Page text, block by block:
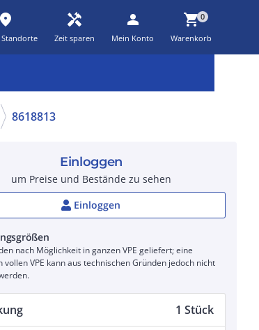
place
Standorte
handyman
Zeit sparen
person
Mein Konto
shopping_cart0
Warenkorb
8618813
Einloggen
um Preise und Bestände zu sehen
Einloggen
nach Möglichkeit in ganzen VPE geliefert; eine
vollen VPE kann aus technischen Gründen jedoch nicht
1 Stück